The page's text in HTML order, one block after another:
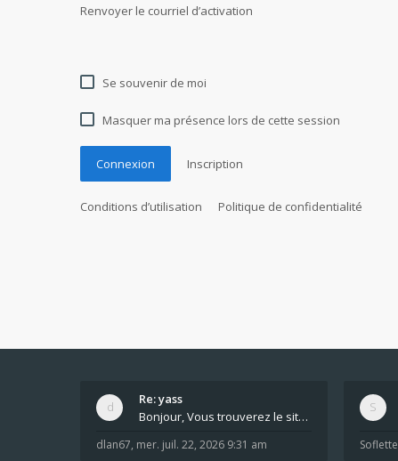
Renvoyer le courriel d’activation
Se souvenir de moi
Masquer ma présence lors de cette session
Connexion Inscription
Conditions d’utilisation Politique de confidentialité
Re: yass
Bonjour, Vous trouverez le site ici dans le foru
dlan67, mer. juil. 22, 2026 9:31 am Soflette